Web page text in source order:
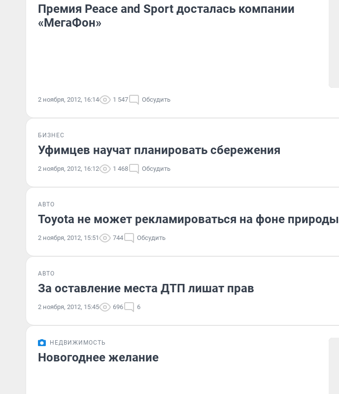
Премия Peace and Sport досталась компании
«МегаФон»
2 ноября, 2012, 16:14 1 547 Обсудить
БИЗНЕС
Уфимцев научат планировать сбережения
2 ноября, 2012, 16:12 1 468 Обсудить
АВТО
Toyota не может рекламироваться на фоне природы
2 ноября, 2012, 15:51 744 Обсудить
АВТО
За оставление места ДТП лишат прав
2 ноября, 2012, 15:45 696 6
НЕДВИЖИМОСТЬ
Новогоднее желание